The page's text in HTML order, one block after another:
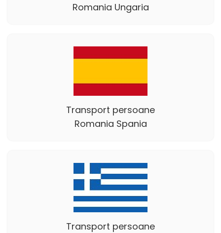
Romania Ungaria
Transport persoane
Romania Spania
Transport persoane